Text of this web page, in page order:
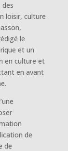
loisir, culture
le
et un
en culture et
en avant
de
de